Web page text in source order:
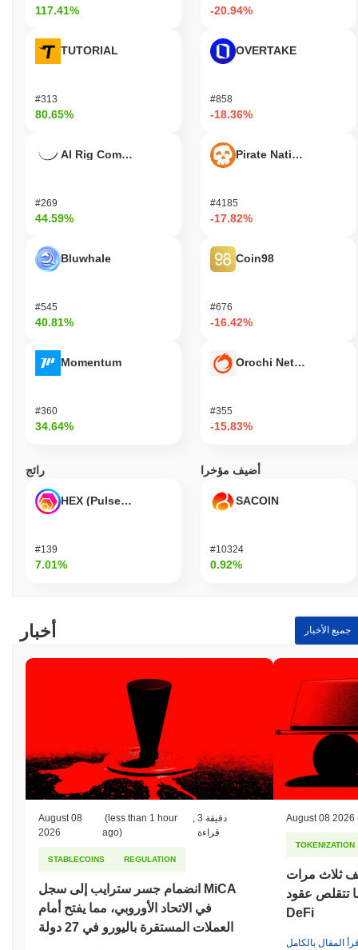
117.41%
TUTORIAL
#313
80.65%
AI Rig Complex
#269
44.59%
Bluwhale
#545
40.81%
Momentum
#360
34.64%
-20.94%
OVERTAKE
#858
-18.36%
Pirate Nation Token
#4185
-17.82%
Coin98
#676
-16.42%
Orochi Network
#355
-15.83%
رائج
HEX (Pulsechain)
#139
7.01%
أضيف مؤخرا
SACOIN
#10324
0.92%
أخبار جميع الأخبار
August 08
2026
(less than 1 hour
ago)
3 دقيقة
قراءة
STABLECOINS REGULATION
انضمام جسر سترايب إلى سجل MiCA
في الاتحاد الأوروبي، مما يفتح أمام
العملات المستقرة باليورو في 27 دولة
August 08 2026
TOKENIZATION
ثلاث مرات
تتقلص عقود
DeFi
المقال بالكامل